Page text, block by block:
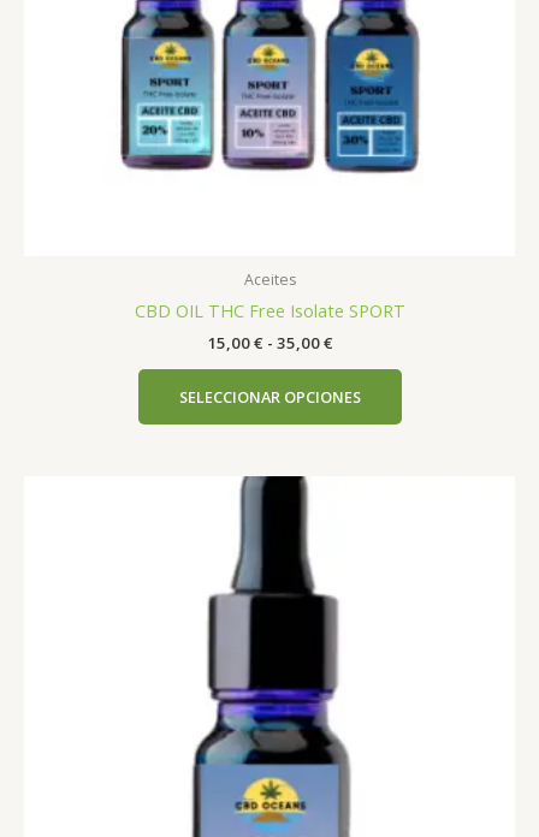
Aceites
CBD OIL THC Free Isolate SPORT
15,00€ - 35,00€
SELECCIONAR OPCIONES
elegir
página
de
producto